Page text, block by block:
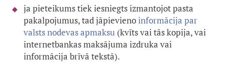
ja pieteikums tiek iesniegts izmantojot pasta
pakalpojumus, tad jāpievienoinformācija par
valsts nodevas apmaksu (kvīts vai tās kopija, vai
internetbankas maksājuma izdruka vai
informācija brīvā tekstā).